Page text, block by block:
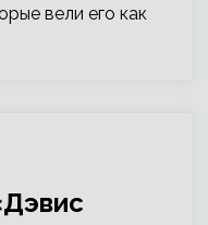
вели его как